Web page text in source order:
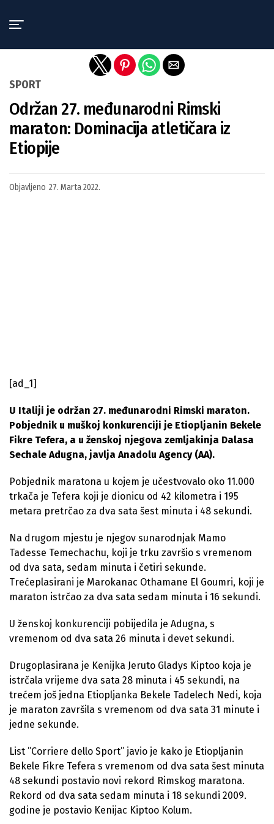
SPORT
Održan 27. međunarodni Rimski
maraton: Dominacija atletičara iz
Etiopije
Objavljeno 27. Marta 2022.
[ad_1]
U Italiji je održan 27. međunarodni Rimski maraton.
Pobjednik u muškoj konkurenciji je Etiopljanin Bekele
Fikre Tefera, a u ženskoj njegova zemljakinja Dalasa
Sechale Adugna, javlja Anadolu Agency (AA).
Pobjednik maratona u kojem je učestvovalo oko 11.000
trkača je Tefera koji je dionicu od 42 kilometra i 195
metara pretrčao za dva sata šest minuta i 48 sekundi.
Na drugom mjestu je njegov sunarodnjak Mamo
Tadesse Temechachu, koji je trku završio s vremenom
od dva sata, sedam minuta i četiri sekunde.
Trećeplasirani je Marokanac Othamane El Goumri, koji je
maraton istrčao za dva sata sedam minuta i 16 sekundi.
U ženskoj konkurenciji pobijedila je Adugna, s
vremenom od dva sata 26 minuta i devet sekundi.
Drugoplasirana je Kenijka Jeruto Gladys Kiptoo koja je
istrčala vrijeme dva sata 28 minuta i 45 sekundi, na
trećem još jedna Etiopljanka Bekele Tadelech Nedi, koja
je maraton završila s vremenom od dva sata 31 minute i
jedne sekunde.
List ”Corriere dello Sport” javio je kako je Etiopljanin
Bekele Fikre Tefera s vremenom od dva sata šest minuta
48 sekundi postavio novi rekord Rimskog maratona.
Rekord od dva sata sedam minuta i 18 sekundi 2009.
godine je postavio Kenijac Kiptoo Kolum.